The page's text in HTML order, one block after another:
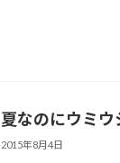
夏なのにウミウ
2015年8月4日